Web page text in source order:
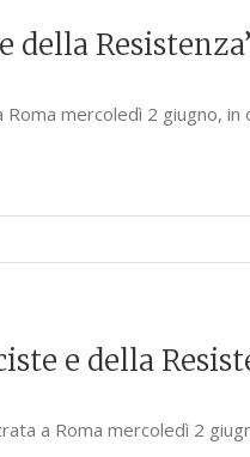
della
mercoledì 2 giugno, in
e della
a Roma mercoledì 2